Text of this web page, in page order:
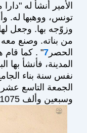
الأمير أنشأ له
تونس، ووهبها له.
وزوّجه بها. وجعل
من بناته. وصنع
الحصر 7" . كما قام
المدينة، فأنشأ
نفس سنة بناء
الجمعة التاسع
وسبعين وألف 1075/ 3 جويلية 1665